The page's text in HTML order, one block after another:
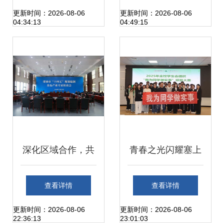
本文件之九
更新时间：2026-08-06
04:34:13
市“三下乡”集中服
术交流
更新时间：2026-08-06
04:49:15
深化区域合作，共
促农业与文化繁荣
——第七届黄河金
查看详情
更新时间：2026-08-06
22:36:13
青春之光闪耀塞上
宁夏职业技术大学
团委荣膺全国五四
查看详情
更新时间：2026-08-06
23:01:03